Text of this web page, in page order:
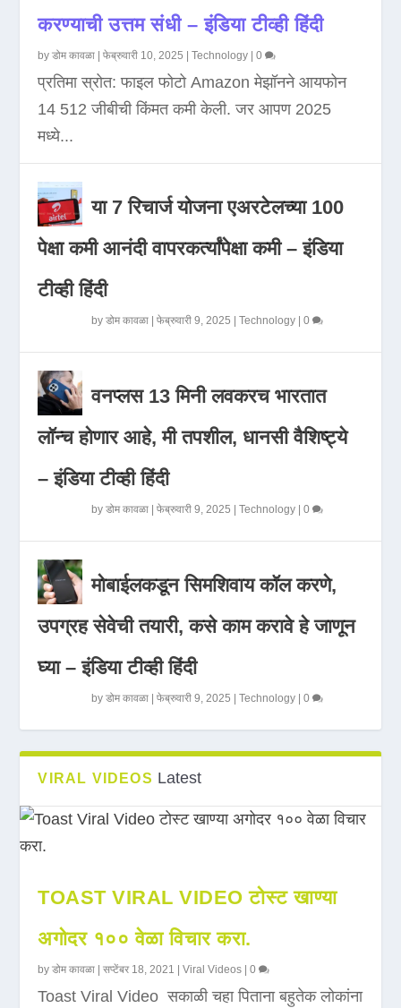
करण्याची उत्तम संधी – इंडिया टीव्ही हिंदी
byडोम कावळा |फेब्रुवारी 10, 2025 |Technology |0
प्रतिमा स्रोत: फाइल फोटो Amazon मेझॉनने आयफोन
14 512 जीबीची किंमत कमी केली. जर आपण 2025
मध्ये...
या 7 रिचार्ज योजना एअरटेलच्या 100
पेक्षा कमी आनंदी वापरकर्त्यांपेक्षा कमी – इंडिया
टीव्ही हिंदी
byडोम कावळा |फेब्रुवारी 9, 2025 |Technology |0
वनप्लस 13 मिनी लवकरच भारतात
लॉन्च होणार आहे, मी तपशील, धानसी वैशिष्ट्ये
– इंडिया टीव्ही हिंदी
byडोम कावळा |फेब्रुवारी 9, 2025 |Technology |0
मोबाईलकडून सिमशिवाय कॉल करणे,
उपग्रह सेवेची तयारी, कसे काम करावे हे जाणून
घ्या – इंडिया टीव्ही हिंदी
byडोम कावळा |फेब्रुवारी 9, 2025 |Technology |0
VIRAL VIDEOS Latest
TOAST VIRAL VIDEO टोस्ट खाण्या
अगोदर १०० वेळा विचार करा.
byडोम कावळा |सप्टेंबर 18, 2021 |Viral Videos |0
Toast Viral Video सकाळी चहा पिताना बहुतेक लोकांना